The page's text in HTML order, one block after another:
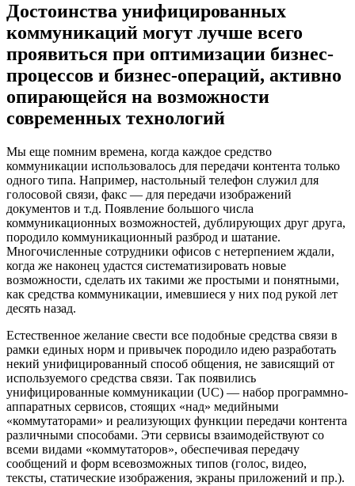
Достоинства унифицированных
коммуникаций могут лучше всего
проявиться при оптимизации бизнес-
процессов и бизнес-операций, активно
опирающейся на возможности
современных технологий
Мы еще помним времена, когда каждое средство
коммуникации использовалось для передачи контента только
одного типа. Например, настольный телефон служил для
голосовой связи, факс — для передачи изображений
документов и т.д. Появление большого числа
коммуникационных возможностей, дублирующих друг друга,
породило коммуникационный разброд и шатание.
Многочисленные сотрудники офисов с нетерпением ждали,
когда же наконец удастся систематизировать новые
возможности, сделать их такими же простыми и понятными,
как средства коммуникации, имевшиеся у них под рукой лет
десять назад.
Естественное желание свести все подобные средства связи в
рамки единых норм и привычек породило идею разработать
некий унифицированный способ общения, не зависящий от
используемого средства связи. Так появились
унифицированные коммуникации (UC) — набор программно-
аппаратных сервисов, стоящих «над» медийными
«коммутаторами» и реализующих функции передачи контента
различными способами. Эти сервисы взаимодействуют со
всеми видами «коммутаторов», обеспечивая передачу
сообщений и форм всевозможных типов (голос, видео,
тексты, статические изображения, экраны приложений и пр.).